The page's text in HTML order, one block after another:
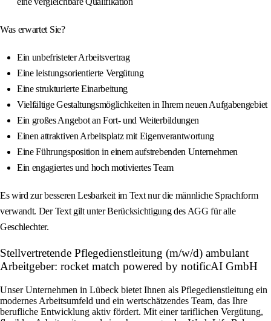
Was erwartet Sie?
Ein unbefristeter Arbeitsvertrag
Eine leistungsorientierte Vergütung
Eine strukturierte Einarbeitung
Vielfältige Gestaltungsmöglichkeiten in Ihrem neuen Aufgabengebiet
Ein großes Angebot an Fort- und Weiterbildungen
Einen attraktiven Arbeitsplatz mit Eigenverantwortung
Eine Führungsposition in einem aufstrebenden Unternehmen
Ein engagiertes und hoch motiviertes Team
Es wird zur besseren Lesbarkeit im Text nur die männliche Sprachform
verwandt. Der Text gilt unter Berücksichtigung des AGG für alle
Geschlechter.
Stellvertretende Pflegedienstleitung (m/w/d) ambulant
Arbeitgeber: rocket match powered by notificAI GmbH
Unser Unternehmen in Lübeck bietet Ihnen als Pflegedienstleitung ein
modernes Arbeitsumfeld und ein wertschätzendes Team, das Ihre
berufliche Entwicklung aktiv fördert. Mit einer tariflichen Vergütung,